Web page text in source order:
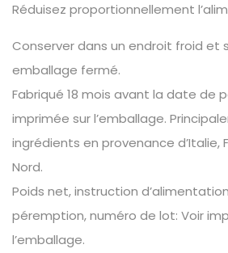
Réduisez proportionnellement
Conserver dans un endroit froid et
emballage fermé.
Fabriqué 18 mois avant la date de
imprimée sur l’emballage.
ingrédients en provenance d’Italie,
Nord.
Poids net, instruction
péremption, numéro de lot: Voir
l’emballage.